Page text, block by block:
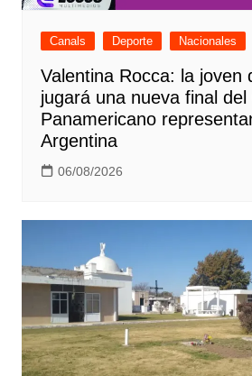
Canals Deporte Nacionales
Valentina Rocca: la joven
jugará una nueva final
Panamericano
Argentina
06/08/2026